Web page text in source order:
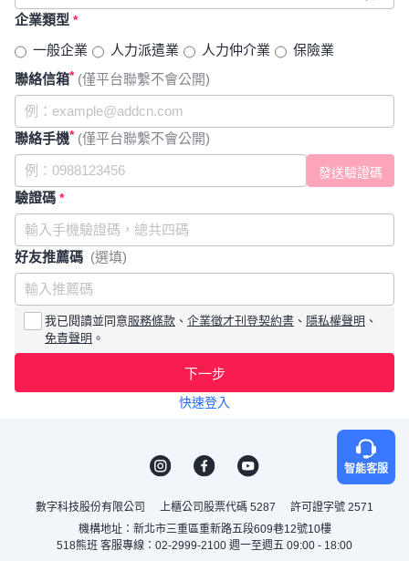
企業類型 *
一般企業 人力派遣業 人力仲介業
保險業
聯絡信箱* (僅平台聯繫不會公開)
聯絡手機* (僅平台聯繫不會公開)
驗證碼 *
好友推薦碼 (選填)
我已閱讀並同意服務條款 、 企業徵才刊登契約書 、 隱私權聲明 、
免責聲明 。
下一步
快速登入
智能客服
數字科技股份有限公司 上櫃公司股票代碼 5287
許可證字號 2571
機構地址：新北市三重區重新路五段609巷12號10樓
518熊班 客服專線：02-2999-2100 週一至週五 09:00 - 18:00